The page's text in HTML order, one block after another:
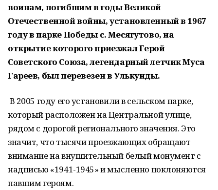
воинам, погибшим в годы Великой
Отечественной войны, установленный в 1967
году в парке Победы с. Месягутово, на
открытие которого приезжал Герой
Советского Союза, легендарный летчик Муса
Гареев, был перевезен в Улькунды.
В 2005 году его установили в сельском парке,
который расположен на Центральной улице,
рядом с дорогой регионального значения. Это
значит, что тысячи проезжающих обращают
внимание на внушительный белый монумент с
надписью «1941-1945» и мысленно поклоняются
павшим героям.